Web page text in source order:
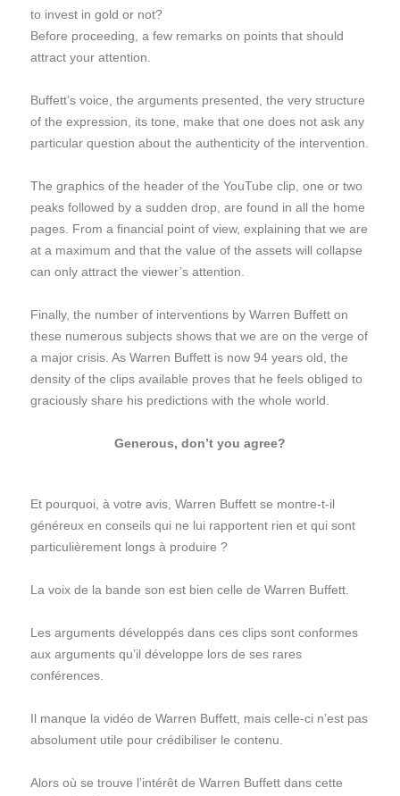
to invest in gold or not?
Before proceeding, a few remarks on points that should
attract your attention.
Buffett’s voice, the arguments presented, the very structure
of the expression, its tone, make that one does not ask any
particular question about the authenticity of the intervention.
The graphics of the header of the YouTube clip, one or two
peaks followed by a sudden drop, are found in all the home
pages. From a financial point of view, explaining that we are
at a maximum and that the value of the assets will collapse
can only attract the viewer’s attention.
Finally, the number of interventions by Warren Buffett on
these numerous subjects shows that we are on the verge of
a major crisis. As Warren Buffett is now 94 years old, the
density of the clips available proves that he feels obliged to
graciously share his predictions with the whole world.
Generous, don’t you agree?
Et pourquoi, à votre avis, Warren Buffett se montre-t-il
généreux en conseils qui ne lui rapportent rien et qui sont
particulièrement longs à produire ?
La voix de la bande son est bien celle de Warren Buffett.
Les arguments développés dans ces clips sont conformes
aux arguments qu’il développe lors de ses rares
conférences.
Il manque la vidéo de Warren Buffett, mais celle-ci n’est pas
absolument utile pour crédibiliser le contenu.
Alors où se trouve l’intérêt de Warren Buffett dans cette